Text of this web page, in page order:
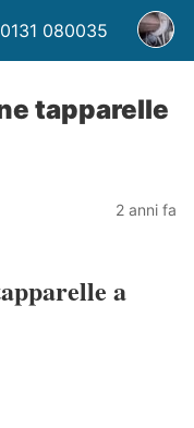
080035
tapparelle
2 anni fa
a